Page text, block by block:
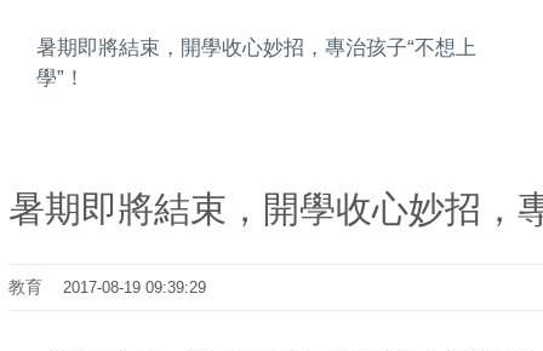
暑期即將結束，開學收心妙招，專治孩子“不想上
學”！
暑期即將結束，開學收心妙招，
教育 2017-08-19 09:39:29